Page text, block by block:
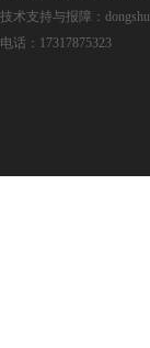
技术支持与报障：
电话：17317875323